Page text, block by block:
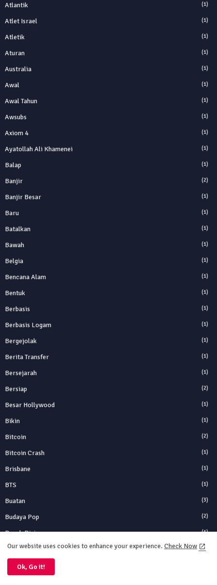
Atlantik (1)
Atlet Israel (1)
Atletik (1)
Aturan (1)
Australia (1)
Awal (1)
Awal Tahun (1)
Awsubs (1)
Axiom 4 (1)
Ayatollah Ali Khamenei (1)
Balap (1)
Banjir (2)
Banjir Besar (1)
Baru (1)
Batalkan (1)
Bawah (1)
Belgia (1)
Bencana Alam (1)
Bentuk (1)
Berbasis (1)
Berbasis Logam (1)
Bergejolak (1)
Berita Transfer (1)
Bersejarah (1)
Bersiap (2)
Besar Hollywood (1)
Bikin (1)
Bitcoin (2)
Bitcoin Crash (1)
Brisbane (1)
BTS (1)
Buatan (3)
Budaya Pop (2)
Bunuh Diri (1)
Bursa Transfer (2)
Cahaya
Our website uses cookies to enhance your experience. Check Now
Ok, Go it!